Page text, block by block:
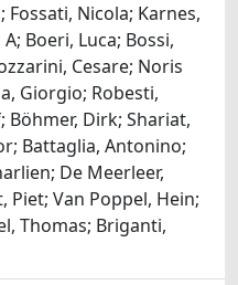
Nicola; Karnes,
Boeri, Luca; Bossi,
Cesare; Noris
Giorgio; Robesti,
Dirk; Shariat,
Battaglia, Antonino;
De Meerleer,
Piet; Van Poppel, Hein;
Thomas; Briganti,